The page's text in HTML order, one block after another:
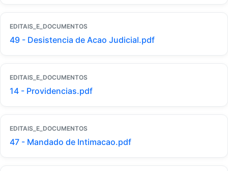
EDITAIS_E_DOCUMENTOS
49 - Desistencia de Acao Judicial.pdf
EDITAIS_E_DOCUMENTOS
14 - Providencias.pdf
EDITAIS_E_DOCUMENTOS
47 - Mandado de Intimacao.pdf